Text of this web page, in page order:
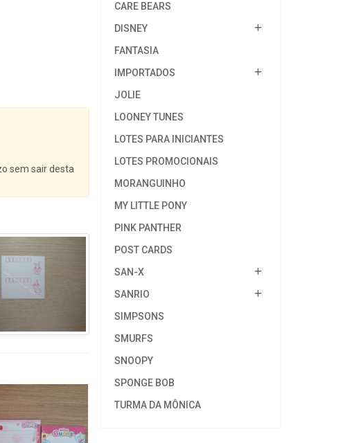
sem sair desta
CARE BEARS
DISNEY
FANTASIA
IMPORTADOS
JOLIE
LOONEY TUNES
LOTES PARA INICIANTES
LOTES PROMOCIONAIS
MORANGUINHO
MY LITTLE PONY
PINK PANTHER
POST CARDS
SAN-X
SANRIO
SIMPSONS
SMURFS
SNOOPY
SPONGE BOB
TURMA DA MÔNICA